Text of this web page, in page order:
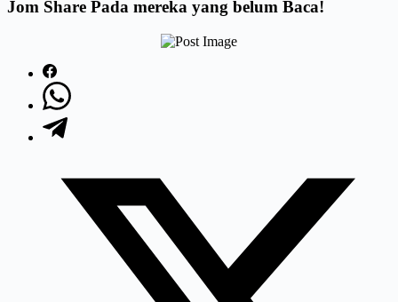
Jom Share Pada mereka yang belum Baca!